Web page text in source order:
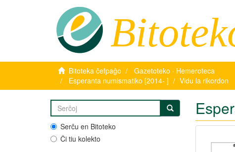
Bitoteka ĉefpaĝo
Gazetoteko · Hemeroteca
Esperanta numismatiko [2014- ]
Vidu la rikordon
Serĉu en Bitoteko
Ĉi tiu kolekto